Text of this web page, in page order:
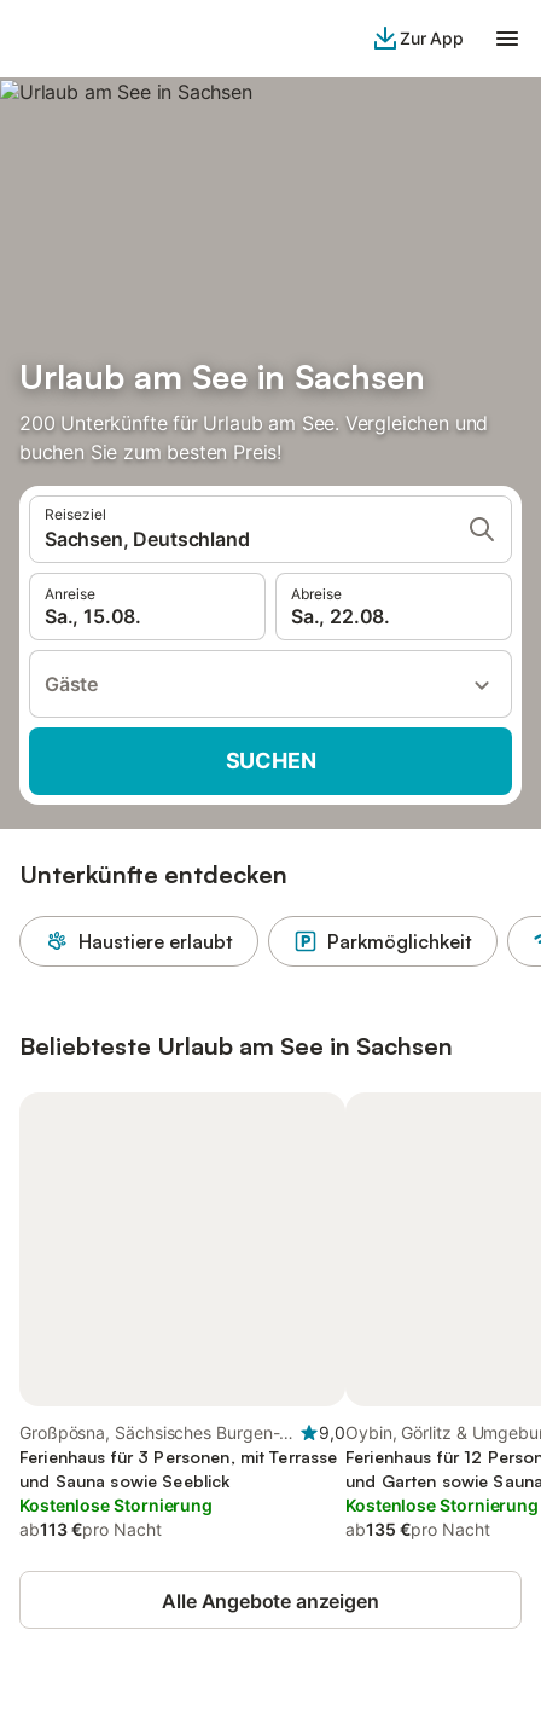
Zur App
Urlaub am See in Sachsen
200 Unterkünfte für Urlaub am See. Vergleichen und
buchen Sie zum besten Preis!
Reiseziel
Sachsen, Deutschland
Anreise
Sa., 15.08.
Abreise
Sa., 22.08.
Gäste
SUCHEN
Unterkünfte entdecken
Haustiere erlaubt Parkmöglichkeit
Beliebteste Urlaub am See in Sachsen
Großpösna, Sächsisches Burgen-
und Heideland
9,0
Ferienhaus für 3 Personen, mit Terrasse
und Sauna sowie Seeblick
Kostenlose Stornierung
ab113 €pro Nacht
Oybin, Görlitz &
Ferienhaus für 12
und Garten sowie
Kostenlose Stornierung
ab135 €pro Nacht
Alle Angebote anzeigen